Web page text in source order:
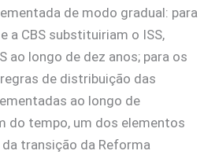
de modo gradual: para
a CBS substituiriam o ISS,
ao longo de dez anos; para os
de distribuição das
ao longo de
do tempo, um dos elementos
transição da Reforma